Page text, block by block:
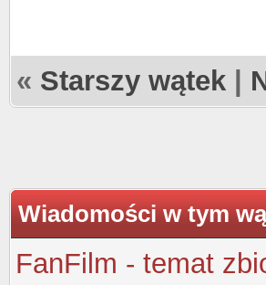
« Starszy wątek
Wiadomości w tym
FanFilm - temat